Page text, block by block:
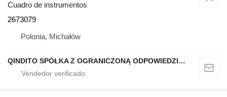
Cuadro de instrumentos
2673079
Polonia, Michałów
QINDITO SPÓŁKA Z OGRANICZONĄ ODPOWIEDZIALNOŚCIĄ